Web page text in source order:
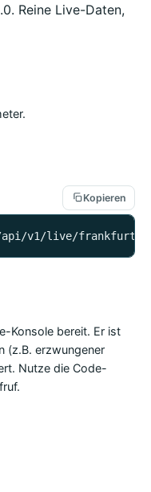
Reine Live-Daten,
Kopieren
v1/live/frankfurt-
Konsole bereit. Er ist
(z.B. erzwungener
Nutze die Code-